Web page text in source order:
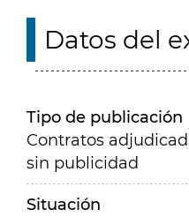
Datos del
Tipo de publicación
Contratos
sin publicidad
Situación